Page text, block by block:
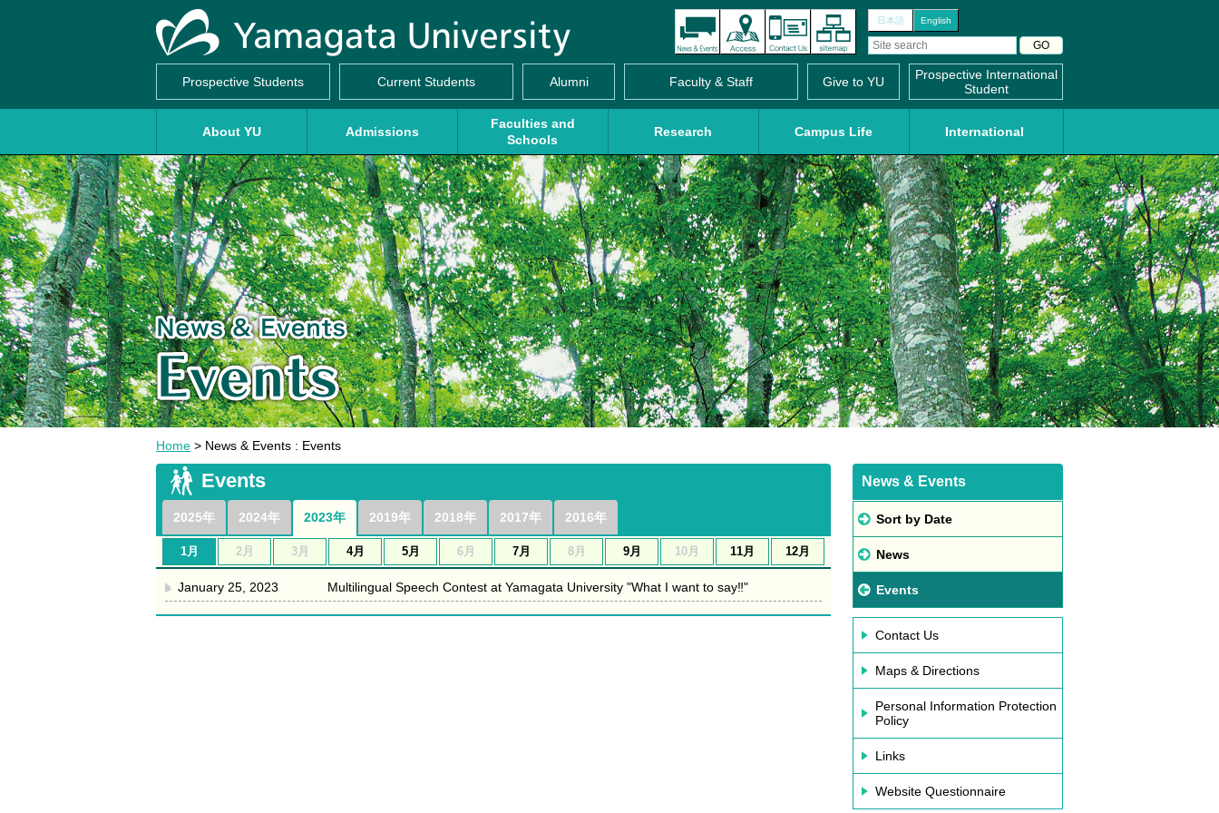
日本語 English
Prospective Students Current Students Alumni Faculty & Staff Give to YU
Prospective International
Student
About YU Admissions
Faculties and
Schools
Research Campus Life International
Home > News & Events : Events
Events
2025年 2024年 2023年 2019年 2018年 2017年 2016年
1月 2月 3月 4月 5月 6月 7月 8月 9月 10月 11月 12月
▶ January 25, 2023 Multilingual Speech Contest at Yamagata University "What I want to say‼"
News & Events
Sort by Date
News
Events
Contact Us
Maps & Directions
Personal Information Protection
Policy
Links
Website Questionnaire